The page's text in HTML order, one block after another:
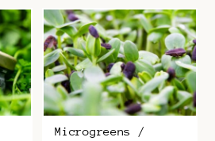
Microgreens /